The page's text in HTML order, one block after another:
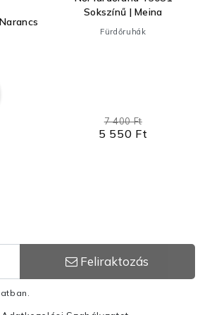
Sokszínű | Meina
Fürdőruhák
5 550 Ft
7 400 Ft
Feliraktozás